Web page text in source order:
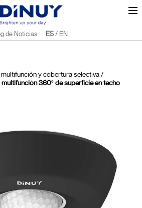
de Noticias ES/ EN
y cobertura selectiva/
360º de superficie en techo